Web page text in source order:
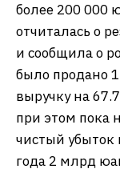
более 200 000
отчиталась о
и сообщила о
было продано
выручку на
при этом пока
чистый убыток
года 2 млрд